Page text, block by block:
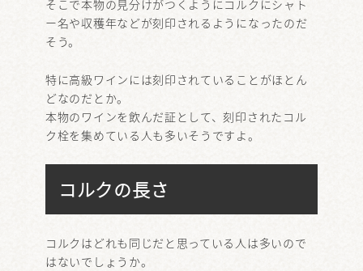
そこで本物の見分けがつくようにコルクにシャト
ー名や収穫年などが刻印されるようになったのだ
そう。
特に高級ワインには刻印されていることがほとん
どなのだとか。
本物のワインを飲んだ証として、刻印されたコル
ク栓を集めている人も多いそうですよ。
コルクの長さ
コルクはどれも同じだと思っている人は多いので
はないでしょうか。